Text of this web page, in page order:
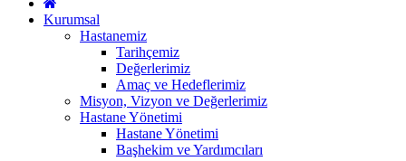
Kurumsal
Hastanemiz
Tarihçemiz
Değerlerimiz
Amaç ve Hedeflerimiz
Misyon, Vizyon ve Değerlerimiz
Hastane Yönetimi
Hastane Yönetimi
Başhekim ve Yardımcıları